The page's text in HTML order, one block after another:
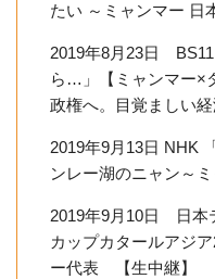
たい ～ミャンマー 日
2019年8月23日
ら…」【ミャンマー×
政権へ。目覚ましい
2019年9月13日 NHK
ンレー湖のニャン～
2019年9月10日 日本
カップカタールアジ
ー代表 【生中継】